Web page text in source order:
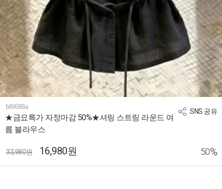
SNS 공유
bl6698a
★금요특가 자정마감 50%★셔링 스트링 라운드 여
름 블라우스
33,980원 16,980원 50%